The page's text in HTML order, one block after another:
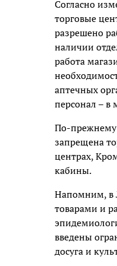
Согласно
торговые
разрешено
наличии
работа
аптечных
персонал – в
По-прежнему
запрещена
центрах,
кабины.
Напомним, в
товарами и
введены
досуга и